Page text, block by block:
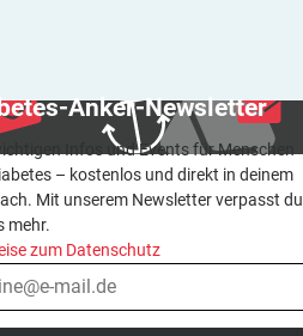
Anker-Newsletter
Infos und Events für Menschen
– kostenlos und direkt in deinem
Mit unserem Newsletter verpasst du
mehr.
zum Datenschutz